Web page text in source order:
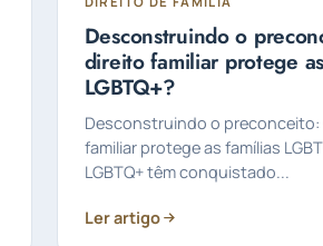
Desconstruindo o
direito familiar protege
LGBTQ+?
Desconstruindo o preconceito:
familiar protege as famílias
LGBTQ+ têm conquistado...
Ler artigo